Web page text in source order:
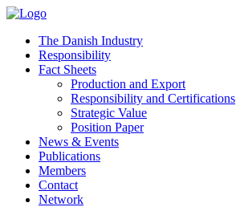
The Danish Industry
Responsibility
Fact Sheets
Production and Export
Responsibility and Certifications
Strategic Value
Position Paper
News & Events
Publications
Members
Contact
Network